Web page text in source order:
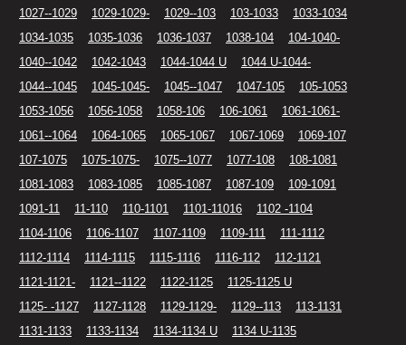
1027--1029
1029-1029- 1029--103 103-1033
1033-1034
1034-1035
1035-1036 1036-1037 1038-104
104-1040-
1040--1042
1042-1043 1044-1044 U
1044 U-1044-
1044--1045
1045-1045- 1045--1047 1047-105
105-1053
1053-1056
1056-1058 1058-106 106-1061
1061-1061-
1061--1064
1064-1065 1065-1067 1067-1069
1069-107
107-1075
1075-1075- 1075--1077 1077-108
108-1081
1081-1083
1083-1085 1085-1087 1087-109
109-1091
1091-11
11-110 110-1101 1101-11016
1102 -1104
1104-1106
1106-1107 1107-1109 1109-111
111-1112
1112-1114
1114-1115 1115-1116 1116-112
112-1121
1121-1121-
1121--1122 1122-1125
1125-1125 U
1125- -1127
1127-1128 1129-1129- 1129--113
113-1131
1131-1133
1133-1134 1134-1134 U
1134 U-1135